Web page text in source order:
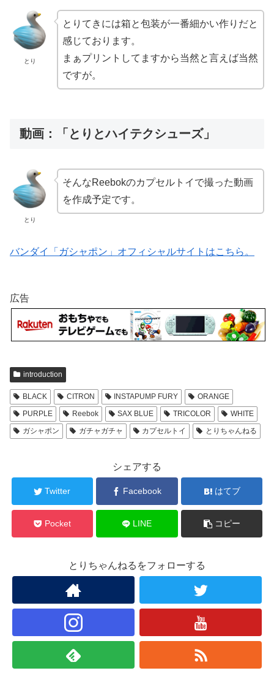
とり
とりてきには箱と包装が一番細かい作りだと
感じております。
まぁプリントしてますから当然と言えば当然
ですが。
動画：「とりとハイテクシューズ」
とり
そんなReebokのカプセルトイで撮った動画
を作成予定です。
バンダイ「ガシャポン」オフィシャルサイトはこちら。
広告
introduction
BLACK CITRON INSTAPUMP FURY
ORANGE
PURPLE
Reebok SAX BLUE TRICOLOR
WHITE
ガシャポン
ガチャガチャ カプセルトイ とりちゃんねる
シェアする
Twitter Facebook はてブ
Pocket LINE コピー
とりちゃんねるをフォローする